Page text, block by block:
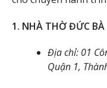
1. NHÀ THỜ ĐỨC BÀ
Địa chỉ: 01
Quận 1,